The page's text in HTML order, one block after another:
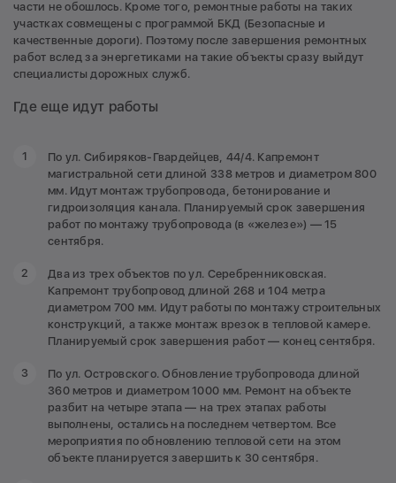
части не обошлось. Кроме того, ремонтные работы на таких
участках совмещены с программой БКД (Безопасные и
качественные дороги). Поэтому после завершения ремонтных
работ вслед за энергетиками на такие объекты сразу выйдут
специалисты дорожных служб.
Где еще идут работы
По ул. Сибиряков-Гвардейцев, 44/4. Капремонт
магистральной сети длиной 338 метров и диаметром 800
мм. Идут монтаж трубопровода, бетонирование и
гидроизоляция канала. Планируемый срок завершения
работ по монтажу трубопровода (в «железе») — 15
сентября.
Два из трех объектов по ул. Серебренниковская.
Капремонт трубопровод длиной 268 и 104 метра
диаметром 700 мм. Идут работы по монтажу строительных
конструкций, а также монтаж врезок в тепловой камере.
Планируемый срок завершения работ — конец сентября.
По ул. Островского. Обновление трубопровода длиной
360 метров и диаметром 1000 мм. Ремонт на объекте
разбит на четыре этапа — на трех этапах работы
выполнены, остались на последнем четвертом. Все
мероприятия по обновлению тепловой сети на этом
объекте планируется завершить к 30 сентября.